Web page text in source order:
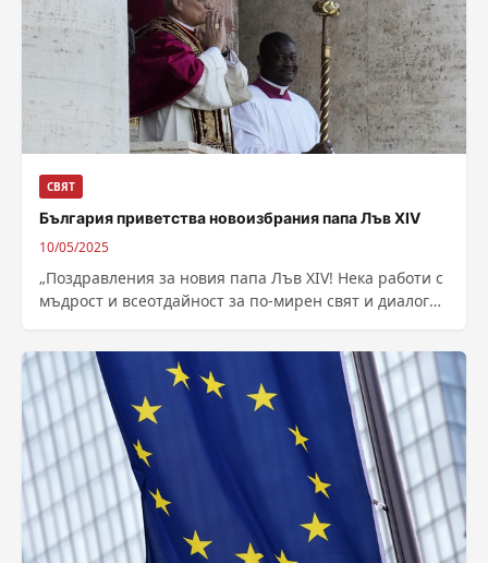
СВЯТ
България приветства новоизбрания папа Лъв XIV
10/05/2025
„Поздравления за новия папа Лъв XIV! Нека работи с
мъдрост и всеотдайност за по-мирен свят и диалог